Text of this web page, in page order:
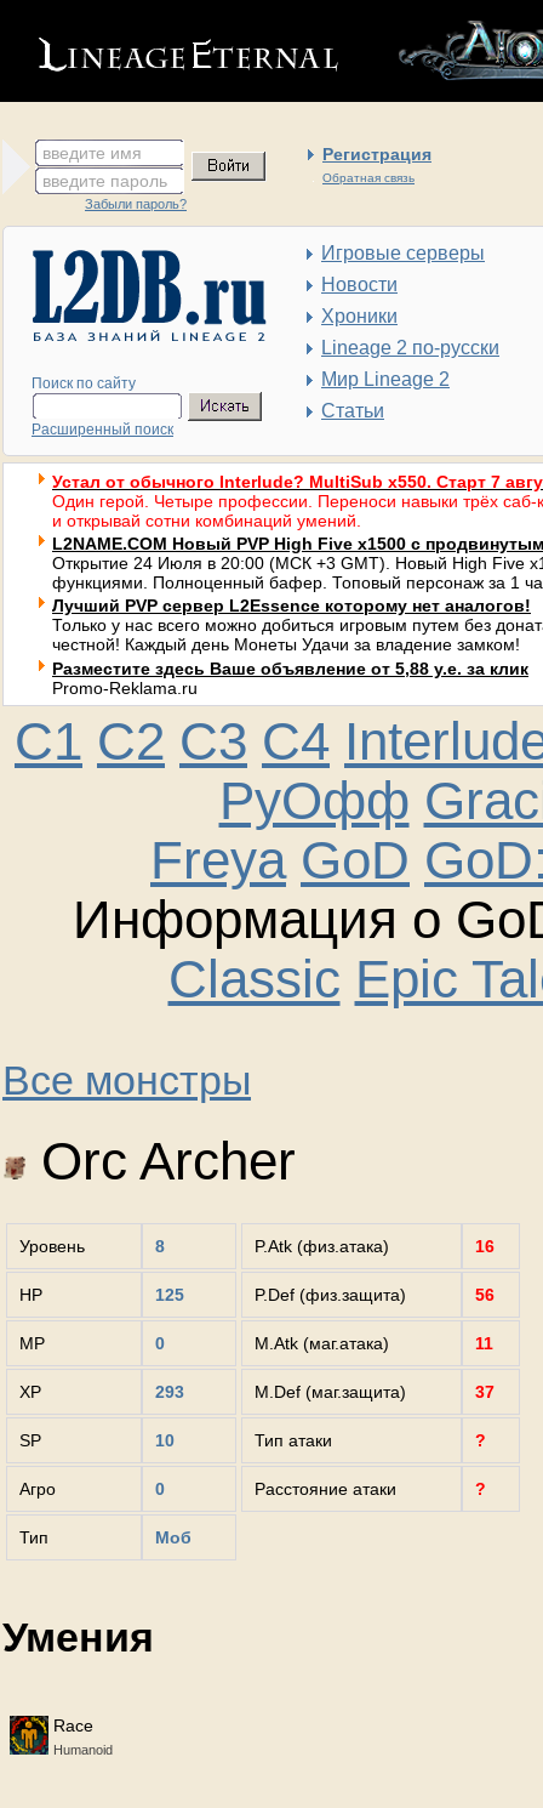
введите имя Регистрация
Обратная связь
введите пароль
Забыли пароль?
Поиск по сайту
Расширенный поиск
Игровые серверы
Новости
Хроники
Lineage 2 по-русски
Мир Lineage 2
Статьи
Устал от обычного Interlude? MultiSub x550. Старт 7
Один герой. Четыре профессии. Переноси навыки трёх саб-
и открывай сотни комбинаций умений.
L2NAME.COM Новый PVP High Five x1500 с
Открытие 24 Июля в 20:00 (МСК +3 GMT). Новый High Five
функциями. Полноценный бафер. Топовый персонаж за 1
Лучший PVP сервер L2Essence которому нет аналогов!
Только у нас всего можно добиться игровым путем без
честной! Каждый день Монеты Удачи за владение замком!
Разместите здесь Ваше объявление от 5,88 у.е. за клик
Promo-Reklama.ru
C1 C2 C3 C4
РуОфф
Freya GoD
Информация о
Classic Epic
Все монстры
Orc Archer
Уровень 8
HP 125
MP 0
XP 293
SP 10
Агро 0
Тип Моб
P.Atk (физ.атака) 16
P.Def (физ.защита) 56
M.Atk (маг.атака) 11
M.Def (маг.защита) 37
Тип атаки ?
Расстояние атаки ?
Умения
Race
Humanoid